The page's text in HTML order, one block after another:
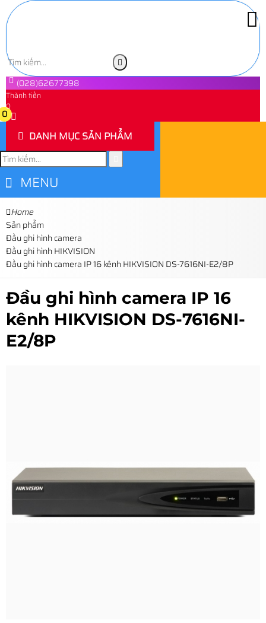
(028)62677398
Thành tiền
0
0
DANH MỤC SẢN PHẨM
MENU
Home
Sản phẩm
Đầu ghi hình camera
Đầu ghi hình HIKVISION
Đầu ghi hình camera IP 16 kênh HIKVISION DS-7616NI-E2/8P
Đầu ghi hình camera IP 16
kênh HIKVISION DS-7616NI-
E2/8P